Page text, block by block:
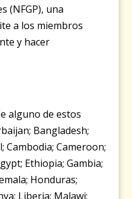
(NFGP), una
a los miembros
y hacer
alguno de estos
Bangladesh;
Cambodia; Cameroon;
Ethiopia; Gambia;
Honduras;
Liberia; Malawi;